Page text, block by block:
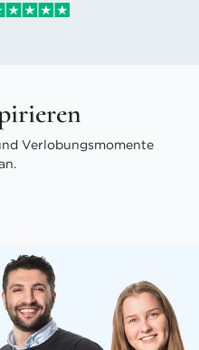
Verlobungsmomente